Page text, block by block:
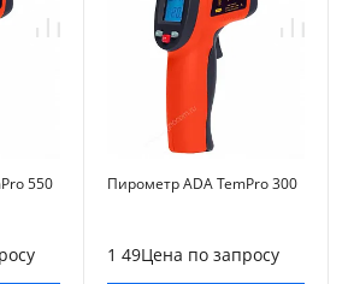
550 Пирометр ADA TemPro 300
1 49Цена по запросу